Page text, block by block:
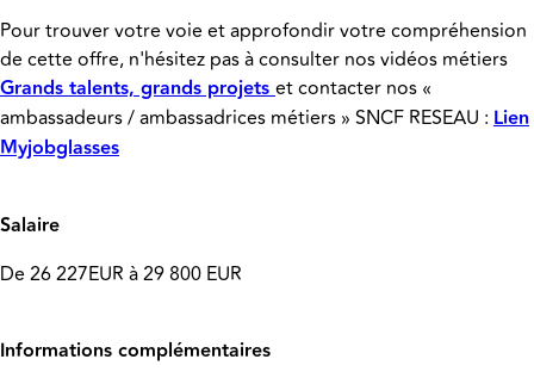
Pour trouver votre voie et approfondir votre compréhension
de cette offre, n'hésitez pas à consulter nos vidéos métiers
Grands talents, grands projetset contacter nos «
ambassadeurs / ambassadrices métiers » SNCF RESEAU : Lien
Myjobglasses
Salaire
De 26 227EUR à 29 800 EUR
Informations complémentaires